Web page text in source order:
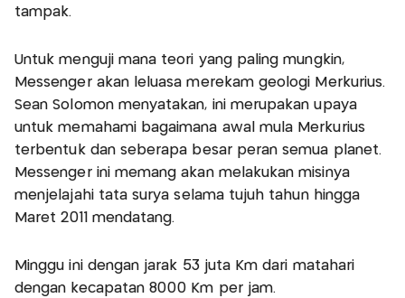
tampak.
Untuk menguji mana teori yang paling mungkin,
Messenger akan leluasa merekam geologi Merkurius.
Sean Solomon menyatakan, ini merupakan upaya
untuk memahami bagaimana awal mula Merkurius
terbentuk dan seberapa besar peran semua planet.
Messenger ini memang akan melakukan misinya
menjelajahi tata surya selama tujuh tahun hingga
Maret 2011 mendatang.
Minggu ini dengan jarak 53 juta Km dari matahari
dengan kecapatan 8000 Km per jam.